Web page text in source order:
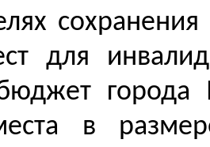
для
города
в